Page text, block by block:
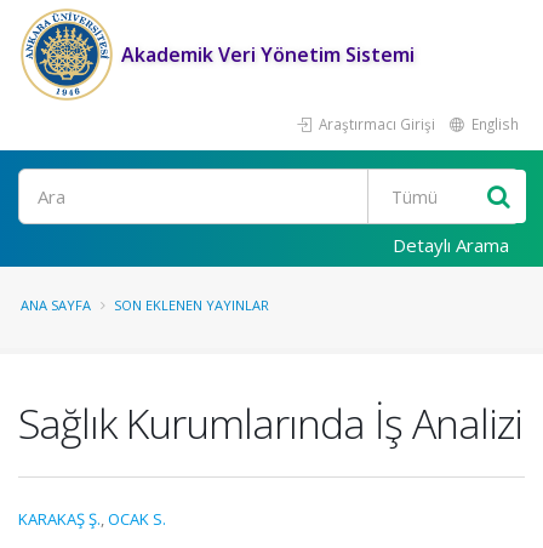
Akademik Veri Yönetim Sistemi
Araştırmacı Girişi English
Ara
Detaylı Arama
ANA SAYFA SON EKLENEN YAYINLAR
Sağlık Kurumlarında İş Analizi
KARAKAŞ Ş.,OCAK S.